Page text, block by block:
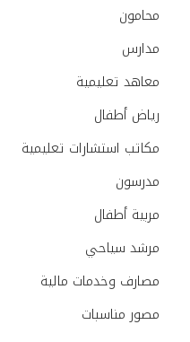
محامون
مدارس
معاهد تعليمية
رياض أطفال
مكاتب استشارات تعليمية
مدرسون
مربية أطفال
مرشد سياحي
مصارف وخدمات مالية
مصور مناسبات